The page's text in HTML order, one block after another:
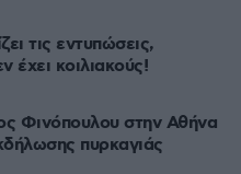
τις εντυπώσεις,
κοιλιακούς!
Φινόπουλου στην Αθήνα
πυρκαγιάς